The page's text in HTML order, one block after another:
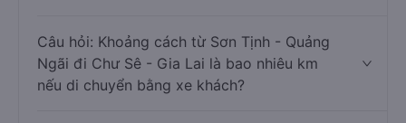
Câu hỏi: Khoảng cách từ Sơn Tịnh - Quảng
Ngãi đi Chư Sê - Gia Lai là bao nhiêu km
nếu di chuyển bằng xe khách?